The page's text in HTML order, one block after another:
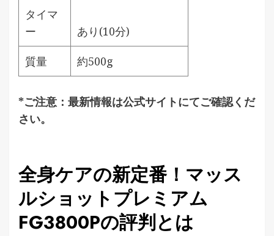
タイマ
ー
あり(10分)
質量 約500g
*ご注意：最新情報は公式サイトにてご確認くだ
さい。
全身ケアの新定番！マッス
ルショットプレミアム
FG3800Pの評判とは